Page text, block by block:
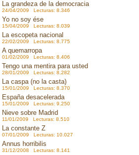
La grandeza de la democracia
24/04/2009 Lecturas: 8.346
Yo no soy ése
15/04/2009 Lecturas: 8.039
La escopeta nacional
22/02/2009 Lecturas: 8.775
A quemarropa
01/02/2009 Lecturas: 8.406
Tengo una mentira para usted
28/01/2009 Lecturas: 8.282
La caspa (no la casta)
15/01/2009 Lecturas: 8.370
España desacelerada
15/01/2009 Lecturas: 9.250
Nieve sobre Madrid
11/01/2009 Lecturas: 8.510
La constante Z
07/01/2009 Lecturas: 10.027
Annus horribilis
31/12/2008 Lecturas: 8.141